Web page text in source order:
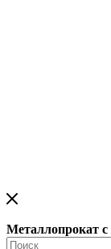
Металлопрокат с